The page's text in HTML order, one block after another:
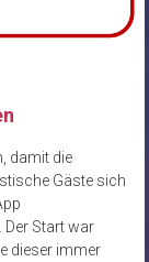
damit die
Gäste sich
Der Start war
dieser immer